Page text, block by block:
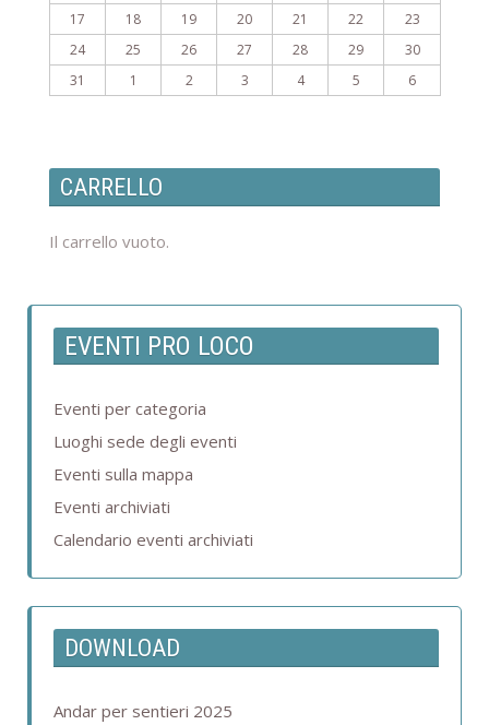
17
18 19 20 21 22
23
24
25 26 27 28 29
30
31
1 2 3 4 5 6
CARRELLO
Il carrello vuoto.
EVENTI PRO LOCO
Eventi per categoria
Luoghi sede degli eventi
Eventi sulla mappa
Eventi archiviati
Calendario eventi archiviati
DOWNLOAD
Andar per sentieri 2025